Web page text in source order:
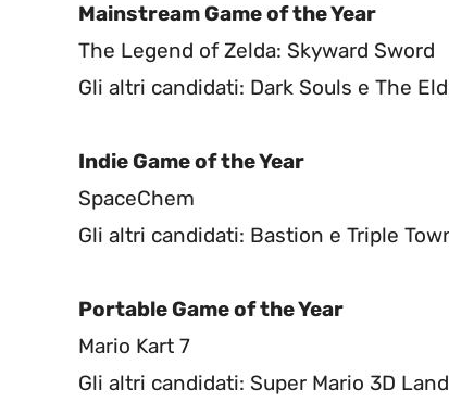
Mainstream Game of the Year
The Legend of Zelda: Skyward Sword
Gli altri candidati: Dark Souls e The
Indie Game of the Year
SpaceChem
Gli altri candidati: Bastion e Triple
Portable Game of the Year
Mario Kart 7
Gli altri candidati: Super Mario 3D